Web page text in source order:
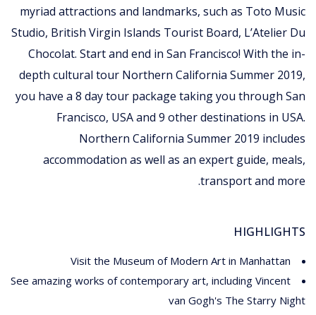
myriad attractions and landmarks, such as Toto Music
Studio, British Virgin Islands Tourist Board, L’Atelier Du
Chocolat. Start and end in San Francisco! With the in-
depth cultural tour Northern California Summer 2019,
you have a 8 day tour package taking you through San
Francisco, USA and 9 other destinations in USA.
Northern California Summer 2019 includes
accommodation as well as an expert guide, meals,
transport and more.
HIGHLIGHTS
Visit the Museum of Modern Art in Manhattan
See amazing works of contemporary art, including Vincent
van Gogh's The Starry Night